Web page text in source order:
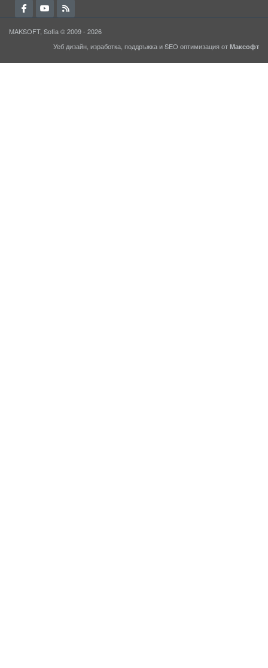
MAKSOFT, Sofia © 2009 - 2026
Уеб дизайн, изработка, поддръжка иSEO оптимизация от Максофт